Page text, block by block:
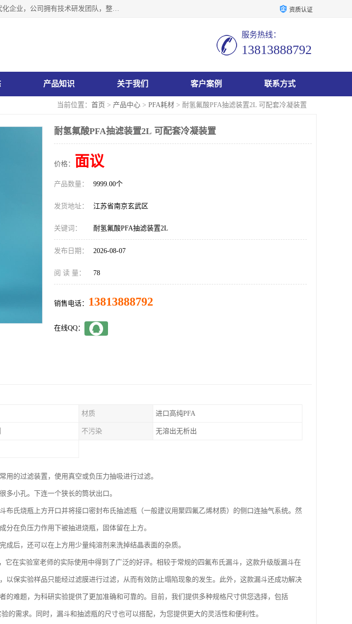
南京瑞尼克科技开发有限公司位于六朝古都南京，是一家集生产，研发，销售为一体的现代化企业，公司拥有技术研发团队，整洁明亮的厂房及的技术仪器设备，技术力量雄厚。公司长久以来一直坚持以生产研发国内完mei的痕量分析器皿为目标，客户满意的实验需求是我们永远的追求。长久以来与客户建立了良好的合作关系，在同行业中建立了自己的信誉与品牌。公司将一如既往的奋进不息，为客户带来为舒心的服务！ 资质认证
服务热线：
13813888792
产品知识 关于我们 客户案例 联系方式
当前位置： 首页 > 产品中心 > PFA耗材 > 耐氢氟酸PFA抽滤装置2L 可配套冷凝装置
耐氢氟酸PFA抽滤装置2L 可配套冷凝装置
价格： 面议
产品数量： 9999.00个
发货地址： 江苏省南京玄武区
关键词： 耐氢氟酸PFA抽滤装置2L
发布日期： 2026-08-07
阅 读 量： 78
销售电话： 13813888792
在线QQ：
材质 进口高纯PFA
不污染 无溶出无析出
的过滤装置，使用真空或负压力抽吸进行过滤。
小孔。下连一个狭长的筒状出口。
布氏烧瓶上方开口并将接口密封布氏抽滤瓶（一般建议用聚四氟乙烯材质）的侧口连抽气系统。然
分在负压力作用下被抽进烧瓶，固体留在上方。
成后，还可以在上方用少量纯溶剂来洗掉结晶表面的杂质。
在实验室老师的实际使用中得到了广泛的好评。相较于常规的四氟布氏漏斗，这款升级版漏斗在
以保实验样品只能经过滤膜进行过滤，从而有效防止塌陷现象的发生。此外，这款漏斗还成功解决
的难题，为科研实验提供了更加准确和可靠的。目前，我们提供多种规格尺寸供您选择，包括
的需求。同时，漏斗和抽滤瓶的尺寸也可以搭配，为您提供更大的灵活性和便利性。